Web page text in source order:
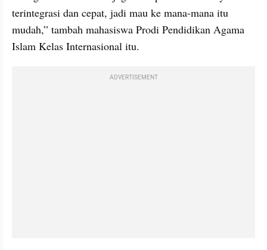
terintegrasi dan cepat, jadi mau ke mana-mana itu
mudah,” tambah mahasiswa Prodi Pendidikan Agama
Islam Kelas Internasional itu.
ADVERTISEMENT